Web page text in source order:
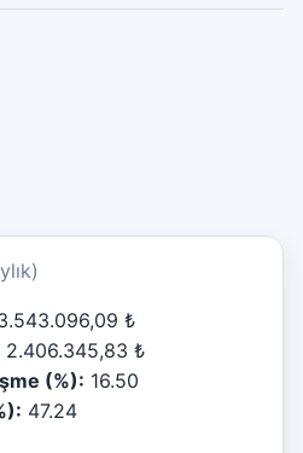
₺
2.406.345,83 ₺
(%): 16.50
47.24